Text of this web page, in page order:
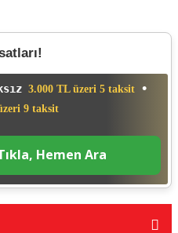
3.000 TL üzeri 5 taksit •
9 taksit
Hemen Ara